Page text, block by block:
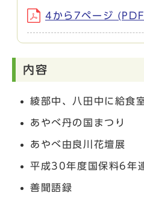
4から7ページ
内容
綾部中、八田中に給食
あやべ丹の国まつり
あやべ由良川花壇展
平成30年度国保料6年
善聞語録